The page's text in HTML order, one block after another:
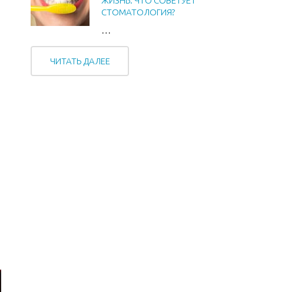
СТОМАТОЛОГИЯ?
…
ЧИТАТЬ ДАЛЕЕ